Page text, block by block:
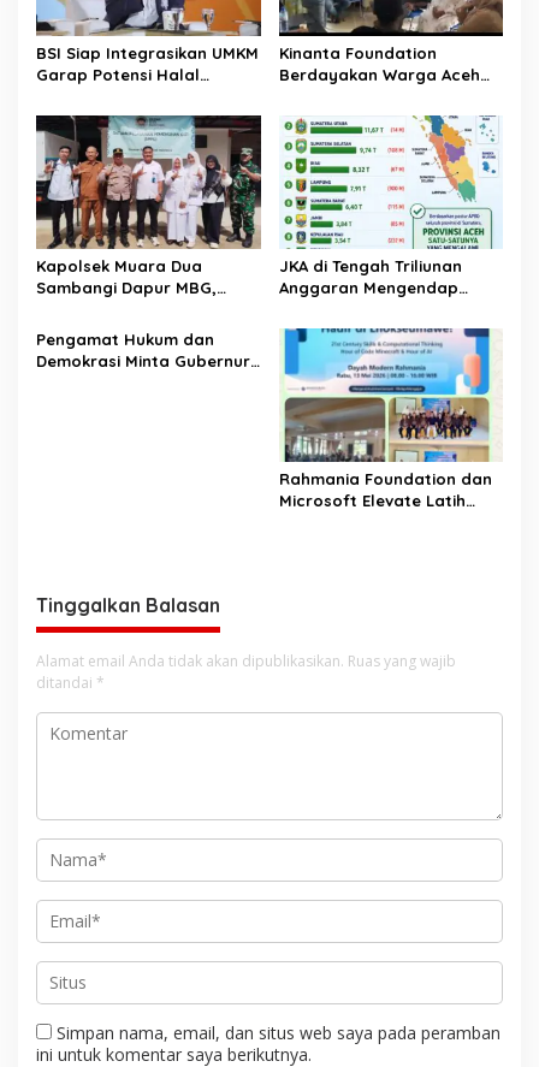
o
s
BSI Siap Integrasikan UMKM
Garap Potensi Halal
Kinanta Foundation
Berdayakan Warga Aceh
Psikososial
Kapolsek Muara Dua
Sambangi Dapur MBG,
Bergizi Gratis Berjalan
Sesuai SOP
JKA di Tengah Triliunan
Anggaran Mengendap
dan kualitas belanja publik
pemerintah Aceh
‎Pengamat Hukum dan
Demokrasi Minta Gubernur
Rahmania Foundation dan
Microsoft Elevate Latih
Tinggalkan Balasan
Alamat email Anda tidak akan dipublikasikan. Ruas yang wajib
ditandai *
Simpan nama, email, dan situs web saya pada peramban
ini untuk komentar saya berikutnya.